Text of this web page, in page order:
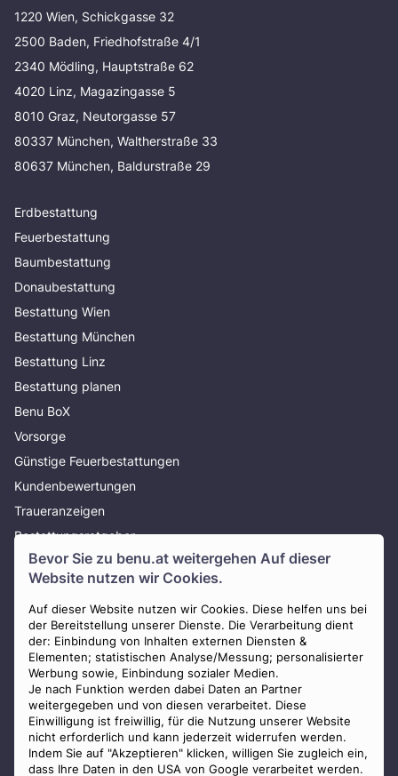
Bevor Sie zu benu.at weitergehen Auf dieser
Website nutzen wir Cookies.
Auf dieser Website nutzen wir Cookies. Diese helfen uns bei
der Bereitstellung unserer Dienste. Die Verarbeitung dient
der: Einbindung von Inhalten externen Diensten &
Elementen; statistischen Analyse/Messung; personalisierter
Werbung sowie, Einbindung sozialer Medien.
Je nach Funktion werden dabei Daten an Partner
weitergegeben und von diesen verarbeitet. Diese
Einwilligung ist freiwillig, für die Nutzung unserer Website
nicht erforderlich und kann jederzeit widerrufen werden.
Indem Sie auf "Akzeptieren" klicken, willigen Sie zugleich ein,
dass Ihre Daten in den USA von Google verarbeitet werden.
1220 Wien, Schickgasse 32
2500 Baden, Friedhofstraße 4/1
2340 Mödling, Hauptstraße 62
4020 Linz, Magazingasse 5
8010 Graz, Neutorgasse 57
80337 München, Waltherstraße 33
80637 München, Baldurstraße 29
Erdbestattung
Feuerbestattung
Baumbestattung
Donaubestattung
Bestattung Wien
Bestattung München
Bestattung Linz
Bestattung planen
Benu BoX
Vorsorge
Günstige Feuerbestattungen
Kundenbewertungen
Traueranzeigen
Bestattungsratgeber
Über uns
Presse
AGB
Impressum
Datenschutz
Widerrufsbelehrung
Zahlungsmöglichkeiten